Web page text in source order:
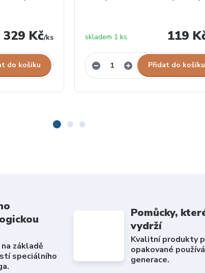
329 Kč/ks
do košíku
119
skladem 1 ks
Přidat do košíku
základě
speciálního
Pomůcky,
vydrží
Kvalitní produkty
opakované
generace.